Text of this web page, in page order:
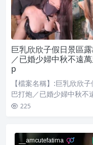
巨乳欣欣子假日景區
／已婚少婦中秋不遠
p
【檔案名稱】:巨乳欣欣
巴打炮／已婚少婦中秋
225